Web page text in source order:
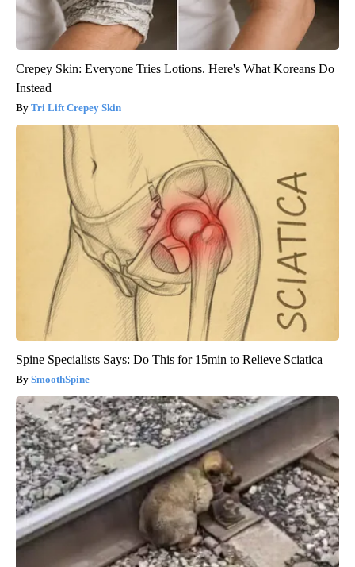
Crepey Skin: Everyone Tries Lotions. Here's What Koreans Do
Instead
Tri Lift Crepey Skin
Spine Specialists Says: Do This for 15min to Relieve Sciatica
SmoothSpine